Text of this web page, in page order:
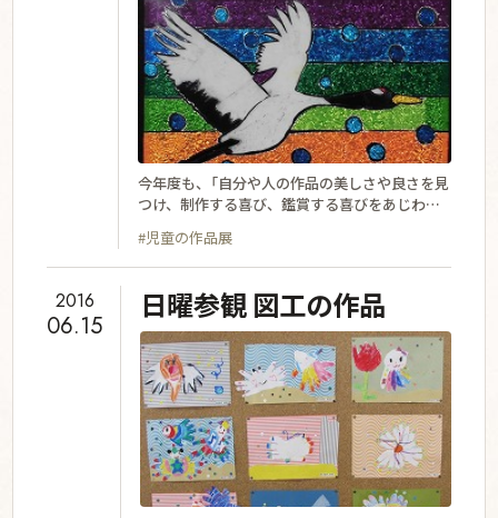
#児童の作品展
今年度も、「自分や人の作品の美しさや良さを見
つけ、制作する喜び、鑑賞する喜びをあじわう」
は、１月２８日（土）９時から１３時３０分で、
場所は小学校校舎の３階４階廊下と４階多目的
室と理科室です。皆さまのご来校を心よりお待
ちしています。（本校保護者の皆さまは、２５日
（水）から２７日（金）の参観週間にもご覧いただ
けます。）
2016
06.15
日曜参観 図工の作品